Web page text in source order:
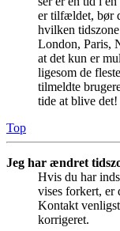
er tilfældet, bør
hvilken
London, Paris,
at det kun er
ligesom de
tilmeldte
tide at blive det!
Top
Jeg har ændret
Hvis du har
vises forkert, er
Kontakt
korrigeret.